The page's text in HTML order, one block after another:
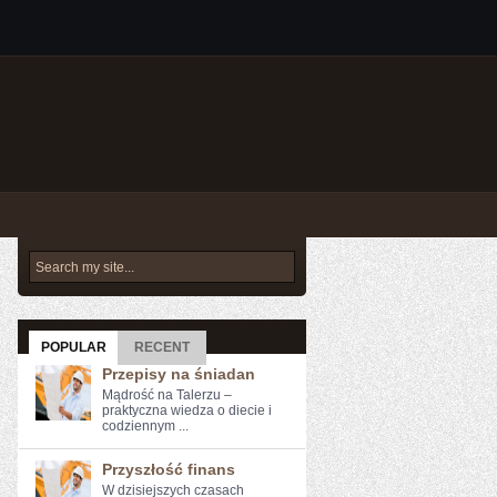
POPULAR RECENT
Przepisy na śniadan
Mądrość na Talerzu –
praktyczna wiedza o diecie i
codziennym ...
Przyszłość finans
W ‌dzisiejszych czasach⁤